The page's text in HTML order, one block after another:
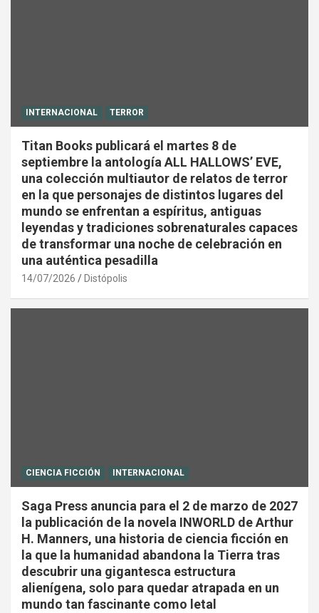
INTERNACIONAL TERROR
Titan Books publicará el martes 8 de
septiembre la antología ALL HALLOWS’ EVE,
una colección multiautor de relatos de terror
en la que personajes de distintos lugares del
mundo se enfrentan a espíritus, antiguas
leyendas y tradiciones sobrenaturales capaces
de transformar una noche de celebración en
una auténtica pesadilla
14/07/2026 Distópolis
CIENCIA FICCIÓN INTERNACIONAL
Saga Press anuncia para el 2 de marzo de 2027
la publicación de la novela INWORLD de Arthur
H. Manners, una historia de ciencia ficción en
la que la humanidad abandona la Tierra tras
descubrir una gigantesca estructura
alienígena, solo para quedar atrapada en un
mundo tan fascinante como letal